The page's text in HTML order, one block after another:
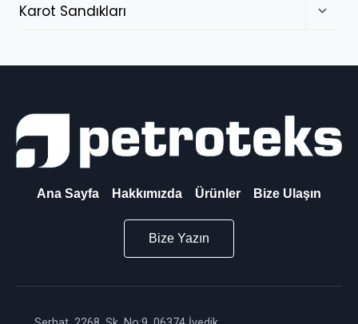
Karot Sandıkları
Ana Sayfa Hakkımızda Ürünler Bize Ulaşın
Bize Yazın